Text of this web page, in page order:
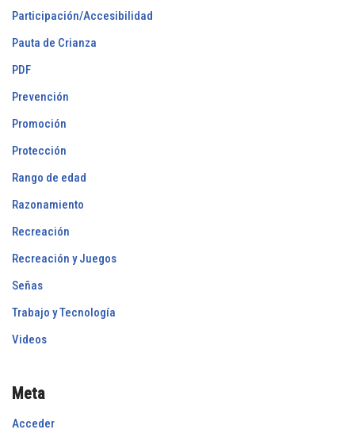
Participación/Accesibilidad
Pauta de Crianza
PDF
Prevención
Promoción
Protección
Rango de edad
Razonamiento
Recreación
Recreación y Juegos
Señas
Trabajo y Tecnología
Videos
Meta
Acceder